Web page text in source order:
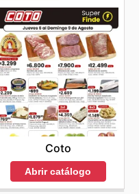
Coto
Abrir catálogo